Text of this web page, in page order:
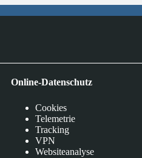
Online-Datenschutz
Cookies
Telemetrie
Tracking
VPN
Websiteanalyse